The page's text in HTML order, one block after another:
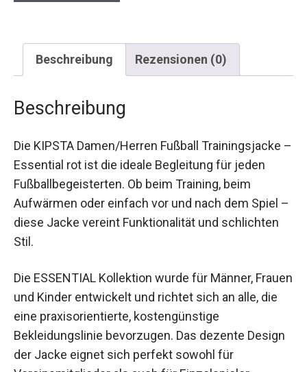
Beschreibung Rezensionen (0)
Beschreibung
– Essential rot ist die ideale Begleitung für jeden
Fußballbegeisterten. Ob beim Training, beim
Aufwärmen oder einfach vor und nach dem Spiel
– diese Jacke vereint Funktionalität und
schlichten Stil.
Frauen und Kinder entwickelt und richtet sich an
alle, die eine praxisorientierte, kostengünstige
Bekleidungslinie bevorzugen. Das dezente
Design der Jacke eignet sich perfekt sowohl für
Vereinsmitglieder als auch für Einzelspieler.